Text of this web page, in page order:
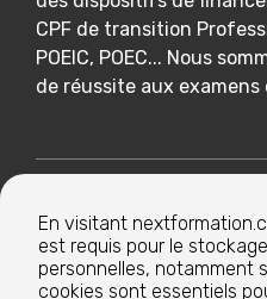
CPF de transition
POEIC, POEC... Nous
de réussite aux examens
Nos formations
En visitant
est requis pour le
personnelles, notamment
cookies sont essentiels